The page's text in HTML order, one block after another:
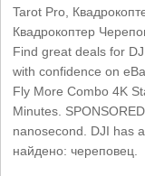
Tarot Pro,
Квадрокоптер
Find great deals for
with confidence on
Fly More Combo 4K
Minutes.
nanosecond. DJI has
найдено: череповец.